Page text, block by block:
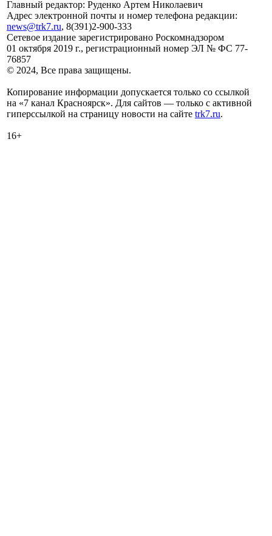
Главный редактор: Руденко Артем Николаевич
Адрес электронной почты и номер телефона редакции:
news@trk7.ru, 8(391)2-900-333
Сетевое издание зарегистрировано Роскомнадзором
01 октября 2019 г., регистрационный номер ЭЛ № ФС 77-
76857
© 2024, Все права защищены.
Копирование информации допускается только со ссылкой
на «7 канал Красноярск». Для сайтов — только с активной
гиперссылкой на страницу новости на сайте trk7.ru.
16+